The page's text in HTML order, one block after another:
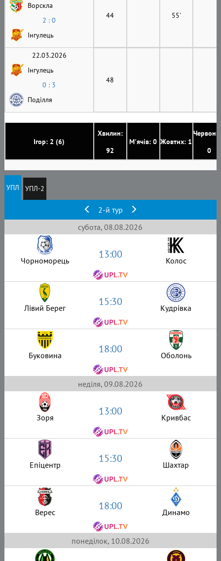
Ігор: 2 (6)
Хвилин:
92
М'ячів: 0 Жовтих: 1
0
Ворскла
2 : 0
Інгулець
44 55'
22.03.2026
Інгулець
0 : 3
Поділля
48
УПЛ УПЛ-2
2-й тур
субота, 08.08.2026
Чорноморець 13:00 Колос
Лівий Берег 15:30 Кудрівка
Буковина 18:00 Оболонь
неділя, 09.08.2026
Зоря 13:00 Кривбас
Епіцентр 15:30 Шахтар
Верес 18:00 Динамо
понеділок, 10.08.2026